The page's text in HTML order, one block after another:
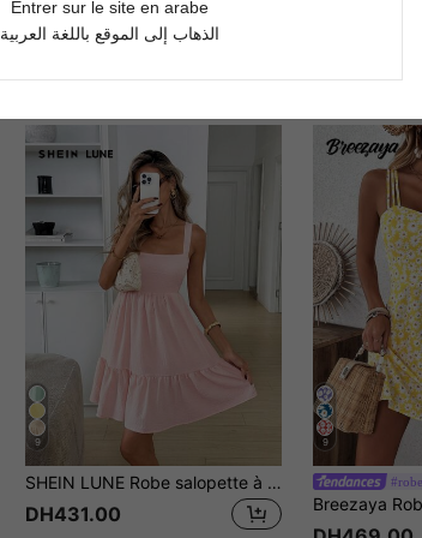
9
SHEIN LUNE Robe salopette à col carré, dos nu, avec nœud papillon, froissée, à volants multicouches, en tissu crêpe. Décontractée, élégante, pour le bureau, les trajets et les vacances, pour le printemps et l'été, pour femmes.
DH431.00
9
Entrer sur le site en arabe
الذهاب إلى الموقع باللغة العربية